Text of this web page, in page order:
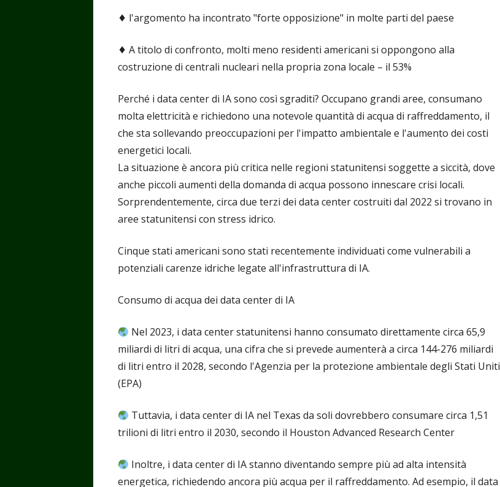
♦️ l'argomento ha incontrato "forte opposizione" in molte parti del paese
♦️ A titolo di confronto, molti meno residenti americani si oppongono alla
costruzione di centrali nucleari nella propria zona locale – il 53%
Perché i data center di IA sono così sgraditi? Occupano grandi aree, consumano
molta elettricità e richiedono una notevole quantità di acqua di raffreddamento, il
che sta sollevando preoccupazioni per l'impatto ambientale e l'aumento dei costi
energetici locali.
La situazione è ancora più critica nelle regioni statunitensi soggette a siccità, dove
anche piccoli aumenti della domanda di acqua possono innescare crisi locali.
Sorprendentemente, circa due terzi dei data center costruiti dal 2022 si trovano in
aree statunitensi con stress idrico.
Cinque stati americani sono stati recentemente individuati come vulnerabili a
potenziali carenze idriche legate all'infrastruttura di IA.
Consumo di acqua dei data center di IA
Nel 2023, i data center statunitensi hanno consumato direttamente circa 65,9
miliardi di litri di acqua, una cifra che si prevede aumenterà a circa 144-276 miliardi
di litri entro il 2028, secondo l'Agenzia per la protezione ambientale degli Stati Uniti
(EPA)
Tuttavia, i data center di IA nel Texas da soli dovrebbero consumare circa 1,51
trilioni di litri entro il 2030, secondo il Houston Advanced Research Center
Inoltre, i data center di IA stanno diventando sempre più ad alta intensità
energetica, richiedendo ancora più acqua per il raffreddamento. Ad esempio, il data